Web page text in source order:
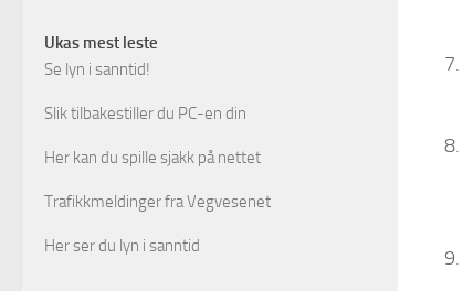
Ukas mest leste
Se lyn i sanntid!
Slik tilbakestiller du PC-en din
Her kan du spille sjakk på nettet
Trafikkmeldinger fra Vegvesenet
Her ser du lyn i sanntid